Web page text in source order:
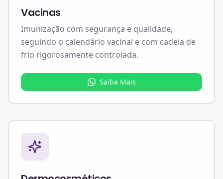
Vacinas
Imunização com segurança e qualidade,
seguindo o calendário vacinal e com cadeia de
frio rigorosamente controlada.
Saiba Mais